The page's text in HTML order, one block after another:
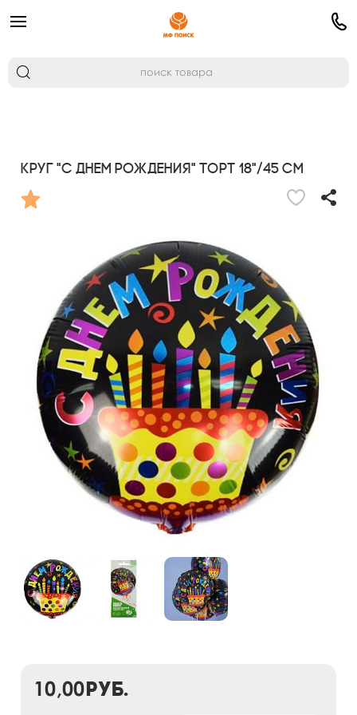
Круг "С Днем Рождения" Торт 18"/45 см
10,00руб.